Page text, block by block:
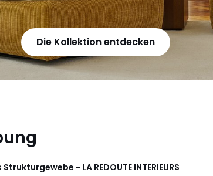
Die Kollektion entdecken
- LA REDOUTE INTERIEURS